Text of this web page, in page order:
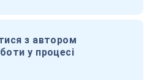
з автором
у процесі